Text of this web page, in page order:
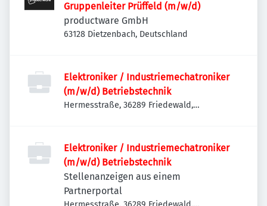
Gruppenleiter Prüffeld (m/w/d)
productware GmbH
63128 Dietzenbach, Deutschland
Elektroniker / Industriemechatroniker
(m/w/d) Betriebstechnik
Hermesstraße, 36289 Friedewald,
Elektroniker / Industriemechatroniker
(m/w/d) Betriebstechnik
Stellenanzeigen aus einem
Partnerportal